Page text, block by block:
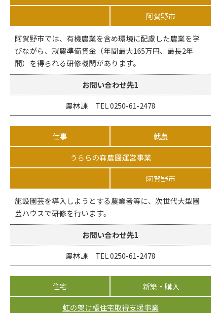
阿賀野市
阿賀野市では、有機農業を含め環境に配慮した農業を学
びながら、就農準備資金（年間最大165万円、最長2年
間）を得られる研修機関があります。
お問い合わせ先1
農林課 TEL 0250-61-2478
仕事 就農
うららの森農園運営事業
阿賀野市
施設園芸を導入しようとする農業者等に、次世代大型園
芸ハウスで研修を行います。
お問い合わせ先1
農林課 TEL 0250-61-2478
住宅 新築・購入
虹の架け橋住宅取得支援事業